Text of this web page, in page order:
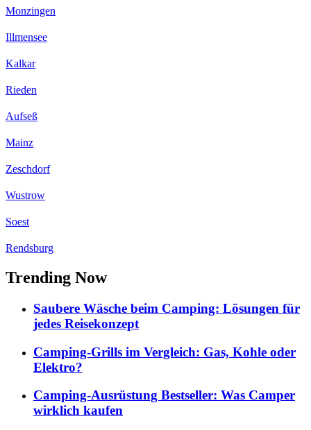
Monzingen
Illmensee
Kalkar
Rieden
Aufseß
Mainz
Zeschdorf
Wustrow
Soest
Rendsburg
Trending Now
Saubere Wäsche beim Camping: Lösungen für
jedes Reisekonzept
Camping-Grills im Vergleich: Gas, Kohle oder
Elektro?
Camping-Ausrüstung Bestseller: Was Camper
wirklich kaufen